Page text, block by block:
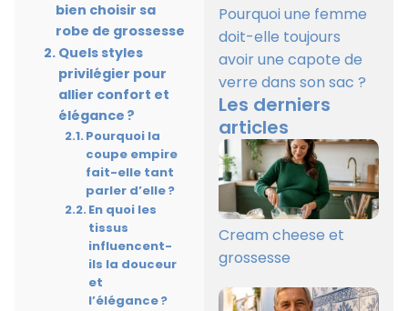
bien choisir sa
robe de grossesse
Quels styles
privilégier pour
allier confort et
élégance ?
Pourquoi la
coupe empire
fait-elle tant
parler d’elle ?
En quoi les
tissus
influencent-
ils la douceur
et
l’élégance ?
Pourquoi une femme
doit-elle toujours
avoir une capote de
verre dans son sac ?
Les derniers
articles
Cream cheese et
grossesse